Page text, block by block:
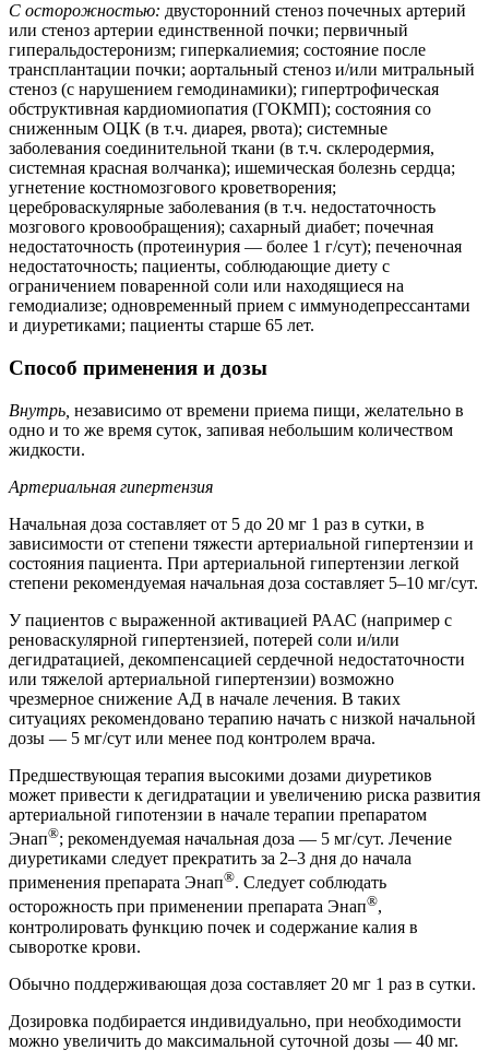
С осторожностью: двусторонний стеноз почечных артерий
или стеноз артерии единственной почки; первичный
гиперальдостеронизм; гиперкалиемия; состояние после
трансплантации почки; аортальный стеноз и/или митральный
стеноз (с нарушением гемодинамики); гипертрофическая
обструктивная кардиомиопатия (ГОКМП); состояния со
сниженным ОЦК (в т.ч. диарея, рвота); системные
заболевания соединительной ткани (в т.ч. склеродермия,
системная красная волчанка); ишемическая болезнь сердца;
угнетение костномозгового кроветворения;
цереброваскулярные заболевания (в т.ч. недостаточность
мозгового кровообращения); сахарный диабет; почечная
недостаточность (протеинурия — более 1 г/сут); печеночная
недостаточность; пациенты, соблюдающие диету с
ограничением поваренной соли или находящиеся на
гемодиализе; одновременный прием с иммунодепрессантами
и диуретиками; пациенты старше 65 лет.
Способ применения и дозы
Внутрь, независимо от времени приема пищи, желательно в
одно и то же время суток, запивая небольшим количеством
жидкости.
Артериальная гипертензия
Начальная доза составляет от 5 до 20 мг 1 раз в сутки, в
зависимости от степени тяжести артериальной гипертензии и
состояния пациента. При артериальной гипертензии легкой
степени рекомендуемая начальная доза составляет 5–10 мг/сут.
У пациентов с выраженной активацией РААС (например с
реноваскулярной гипертензией, потерей соли и/или
дегидратацией, декомпенсацией сердечной недостаточности
или тяжелой артериальной гипертензии) возможно
чрезмерное снижение АД в начале лечения. В таких
ситуациях рекомендовано терапию начать с низкой начальной
дозы — 5 мг/сут или менее под контролем врача.
Предшествующая терапия высокими дозами диуретиков
может привести к дегидратации и увеличению риска развития
артериальной гипотензии в начале терапии препаратом
Энап®; рекомендуемая начальная доза — 5 мг/сут. Лечение
диуретиками следует прекратить за 2–3 дня до начала
применения препарата Энап®. Следует соблюдать
осторожность при применении препарата Энап®,
контролировать функцию почек и содержание калия в
сыворотке крови.
Обычно поддерживающая доза составляет 20 мг 1 раз в сутки.
Дозировка подбирается индивидуально, при необходимости
можно увеличить до максимальной суточной дозы — 40 мг.